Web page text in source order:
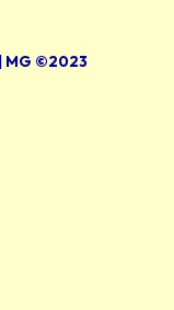
MG ©2023